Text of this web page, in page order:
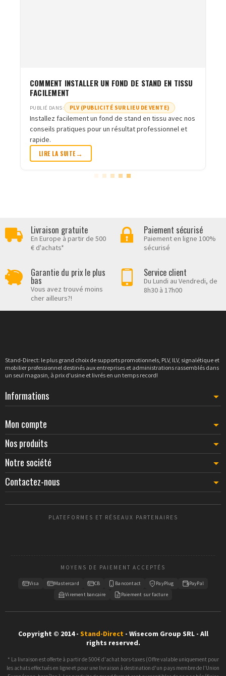
COMMENT INSTALLER UN FOND DE STAND EN TISSU
FACILEMENT
PUBLIÉ DANS: PLV (PUBLICITÉ SUR LIEU DE VENTE)
Installez facilement un fond de stand en tissu avec nos
conseils pratiques pour un résultat professionnel et
rapide.
LIRE LA SUITE
Livraison gratuite
En Europe à partir de 500
€ d'achats*
Paiement sécurisé
Paiement en ligne 100%
sécurisé
Garantie du prix le plus
bas
Vous avez trouvé moins
cher ailleurs?!
Service client
Du Lundi au Vendredi, de
8h30 à 17h00
Stand-Direct: le plus grand choix de supports promotionnels, PLV, ILV, signalétique et
mobilier professionnel destinés aux entreprises et administrations rassemblés dans
un seul magasin, à prix d'usine et livrés en un temps record!
Informations
Mon compte
Nos produits
Notre société
Contactez-nous
PLATEFORMES ET RÉSEAUX PARTENAIRES
MOYENS DE PAIEMENT ACCEPTÉS
Visa Mastercard CB Bancontact PayPlug
PayPal
Virement bancaire
Paiement sur facture
Copyright © 2014 - Stand-Direct - Wisecom Group SRL - All
rights reserved.
* La livraison est offerte à partir de 500€ d'achat hors-taxes (Offre valable uniquement pour
les achats effectués en ligne et pour une livraison à destination d'un pays membre de l'Union